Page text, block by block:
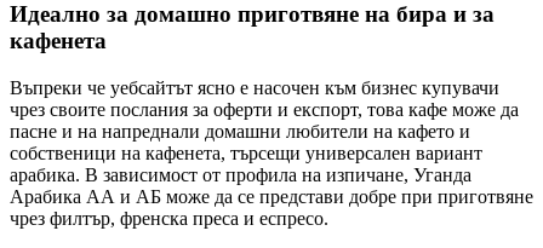
Идеално за домашно приготвяне на бира и за
кафенета
Въпреки че уебсайтът ясно е насочен към бизнес купувачи
чрез своите послания за оферти и експорт, това кафе може да
пасне и на напреднали домашни любители на кафето и
собственици на кафенета, търсещи универсален вариант
арабика. В зависимост от профила на изпичане, Уганда
Арабика АА и АБ може да се представи добре при приготвяне
чрез филтър, френска преса и еспресо.